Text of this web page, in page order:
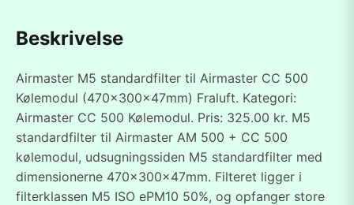
Beskrivelse
Airmaster M5 standardfilter til Airmaster CC 500
Kølemodul (470x300x47mm) Fraluft. Kategori:
Airmaster CC 500 Kølemodul. Pris: 325.00 kr. M5
standardfilter til Airmaster AM 500 + CC 500
kølemodul, udsugningssiden M5 standardfilter med
dimensionerne 470x300x47mm. Filteret ligger i
filterklassen M5 ISO ePM10 50%, og opfanger store